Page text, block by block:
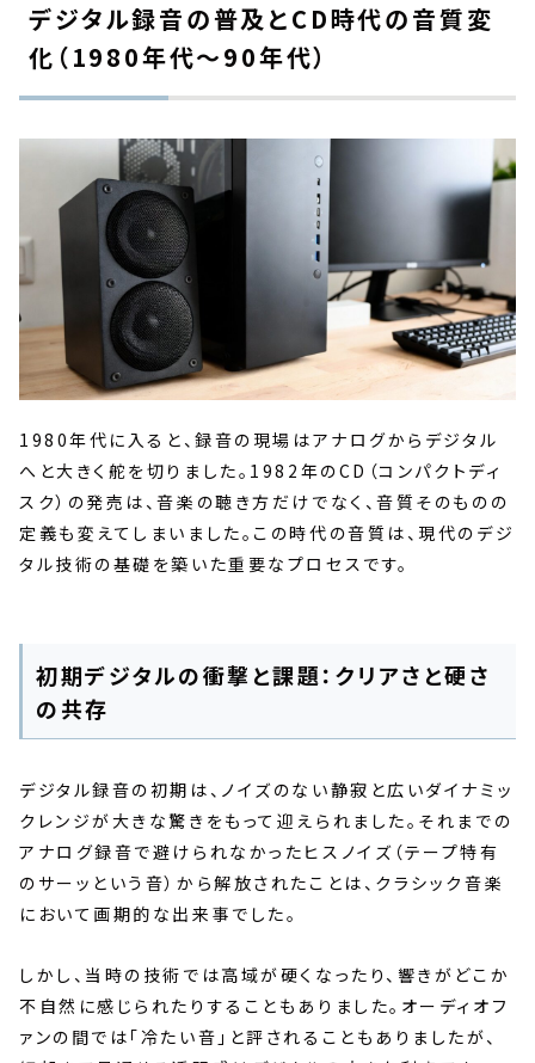
デジタル録音の普及とCD時代の音質変
化（1980年代〜90年代）
1980年代に入ると、録音の現場はアナログからデジタル
へと大きく舵を切りました。1982年のCD（コンパクトディ
スク）の発売は、音楽の聴き方だけでなく、音質そのものの
定義も変えてしまいました。この時代の音質は、現代のデジ
タル技術の基礎を築いた重要なプロセスです。
初期デジタルの衝撃と課題：クリアさと硬さ
の共存
デジタル録音の初期は、ノイズのない静寂と広いダイナミッ
クレンジが大きな驚きをもって迎えられました。それまでの
アナログ録音で避けられなかったヒスノイズ（テープ特有
のサーッという音）から解放されたことは、クラシック音楽
において画期的な出来事でした。
しかし、当時の技術では高域が硬くなったり、響きがどこか
不自然に感じられたりすることもありました。オーディオフ
ァンの間では「冷たい音」と評されることもありましたが、